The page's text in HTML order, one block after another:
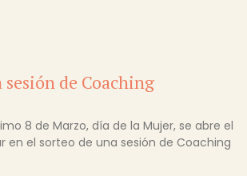
sesión de Coaching
8 de Marzo, día de la Mujer, se abre el
en el sorteo de una sesión de Coaching